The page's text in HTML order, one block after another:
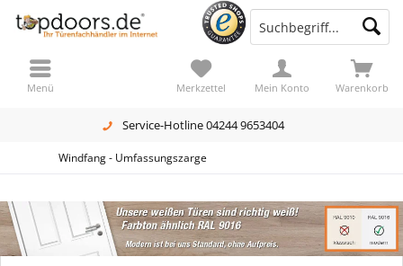
Service-Hotline 04244 9653404
Warenkorb
Merkzettel Mein Konto
Menü
Windfang - Umfassungszarge